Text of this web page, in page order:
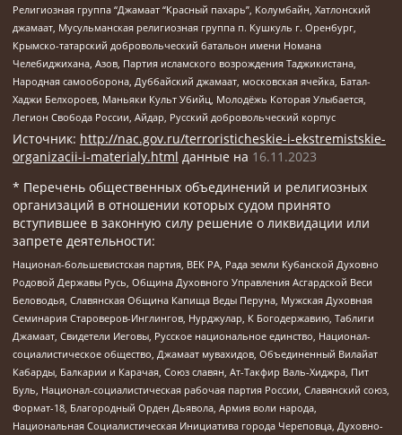
Религиозная группа “Джамаат “Красный пахарь”, Колумбайн, Хатлонский
джамаат, Мусульманская религиозная группа п. Кушкуль г. Оренбург,
Крымско-татарский добровольческий батальон имени Номана
Челебиджихана, Азов, Партия исламского возрождения Таджикистана,
Народная самооборона, Дуббайский джамаат, московская ячейка, Батал-
Хаджи Белхороев, Маньяки Культ Убийц, Молодёжь Которая Улыбается,
Легион Свобода России, Айдар, Русский добровольческий корпус
Источник: http://nac.gov.ru/terroristicheskie-i-ekstremistskie-
organizacii-i-materialy.html данные на 16.11.2023
* Перечень общественных объединений и религиозных
организаций в отношении которых судом принято
вступившее в законную силу решение о ликвидации или
запрете деятельности:
Национал-большевистская партия, ВЕК РА, Рада земли Кубанской Духовно
Родовой Державы Русь, Община Духовного Управления Асгардской Веси
Беловодья, Славянская Община Капища Веды Перуна, Мужская Духовная
Семинария Староверов-Инглингов, Нурджулар, К Богодержавию, Таблиги
Джамаат, Свидетели Иеговы, Русское национальное единство, Национал-
социалистическое общество, Джамаат мувахидов, Объединенный Вилайат
Кабарды, Балкарии и Карачая, Союз славян, Ат-Такфир Валь-Хиджра, Пит
Буль, Национал-социалистическая рабочая партия России, Славянский союз,
Формат-18, Благородный Орден Дьявола, Армия воли народа,
Национальная Социалистическая Инициатива города Череповца, Духовно-